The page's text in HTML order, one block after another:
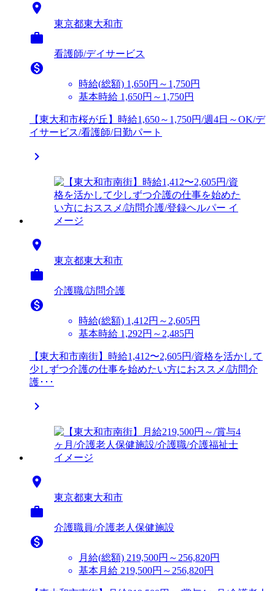

東京都東大和市

看護師/デイサービス

時給(総額) 1,650円～1,750円
基本時給 1,650円～1,750円
【東大和市桜が丘】時給1,650～1,750円/週4日～OK/デ
イサービス/看護師/日勤パート


東京都東大和市

介護職/訪問介護

時給(総額) 1,412円～2,605円
基本時給 1,292円～2,485円
【東大和市南街】時給1,412〜2,605円/資格を活かして
少しずつ介護の仕事を始めたい方におススメ/訪問介
護･･･


東京都東大和市

介護職員/介護老人保健施設

月給(総額) 219,500円～256,820円
基本月給 219,500円～256,820円